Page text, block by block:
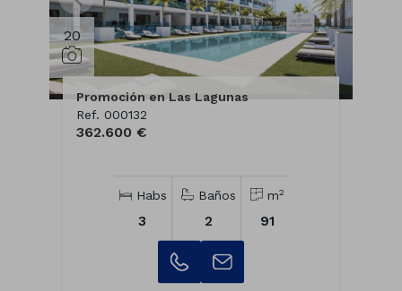
20
Promoción en Las Lagunas
Ref. 000132
362.600 €
Habs
3
Baños
2
m2
91